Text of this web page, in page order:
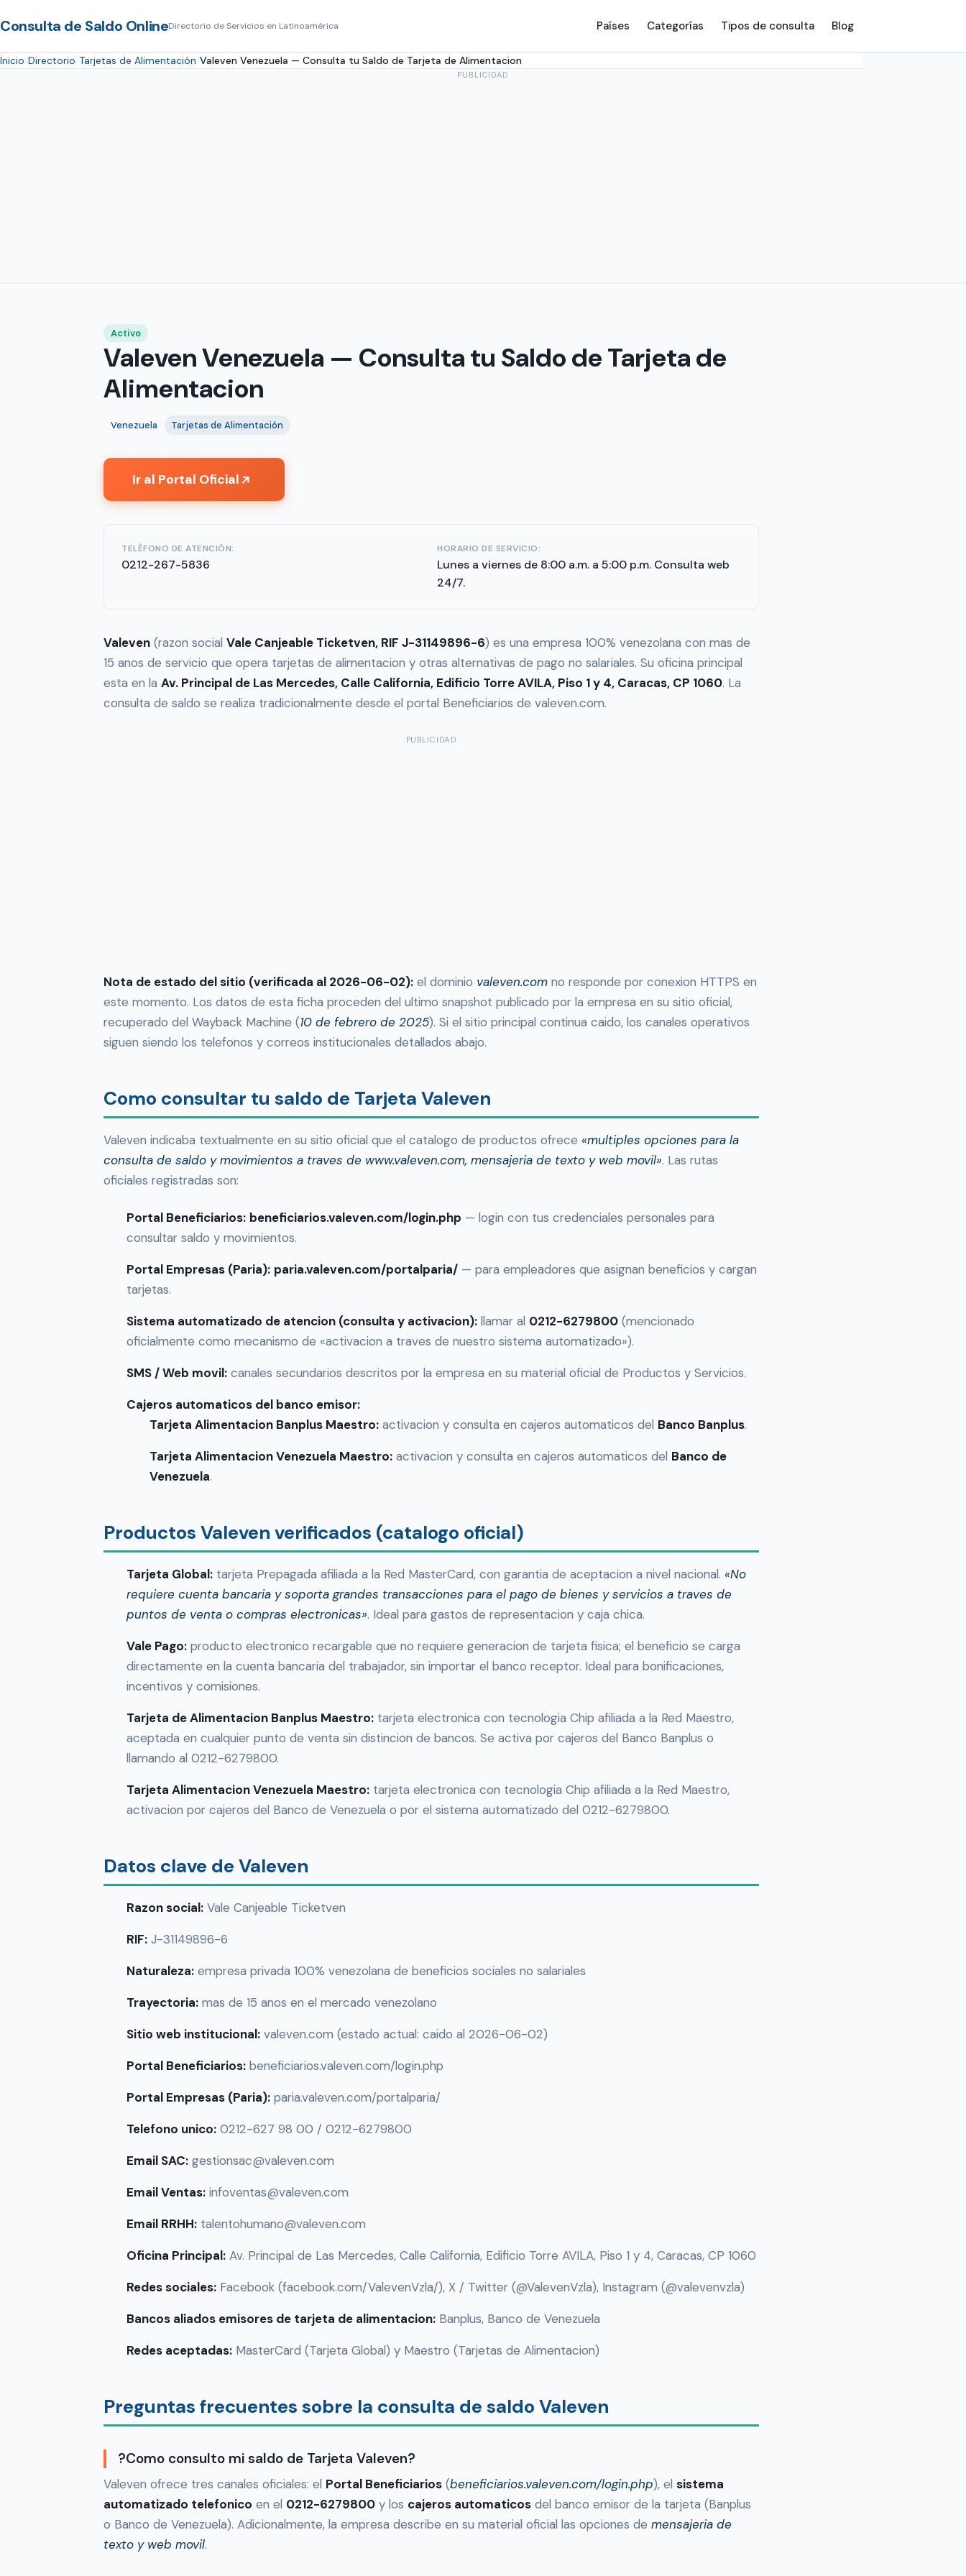
Consulta de Saldo OnlineDirectorio de Servicios en Latinoamérica Países Categorías Tipos de consulta Blog
Inicio Directorio Tarjetas de Alimentación Valeven Venezuela — Consulta tu Saldo de Tarjeta de Alimentacion
PUBLICIDAD
Activo
Valeven Venezuela — Consulta tu Saldo de Tarjeta de
Alimentacion
Venezuela Tarjetas de Alimentación
Ir al Portal Oficial↗
TELÉFONO DE ATENCIÓN:
0212-267-5836
HORARIO DE SERVICIO:
Lunes a viernes de 8:00 a.m. a 5:00 p.m. Consulta web
24/7.
Valeven (razon social Vale Canjeable Ticketven, RIF J-31149896-6) es una empresa 100% venezolana con mas de
15 anos de servicio que opera tarjetas de alimentacion y otras alternativas de pago no salariales. Su oficina principal
esta en la Av. Principal de Las Mercedes, Calle California, Edificio Torre AVILA, Piso 1 y 4, Caracas, CP 1060. La
consulta de saldo se realiza tradicionalmente desde el portal Beneficiarios de valeven.com.
PUBLICIDAD
Nota de estado del sitio (verificada al 2026-06-02): el dominio valeven.com no responde por conexion HTTPS en
este momento. Los datos de esta ficha proceden del ultimo snapshot publicado por la empresa en su sitio oficial,
recuperado del Wayback Machine (10 de febrero de 2025). Si el sitio principal continua caido, los canales operativos
siguen siendo los telefonos y correos institucionales detallados abajo.
Como consultar tu saldo de Tarjeta Valeven
Valeven indicaba textualmente en su sitio oficial que el catalogo de productos ofrece «multiples opciones para la
consulta de saldo y movimientos a traves de www.valeven.com, mensajeria de texto y web movil». Las rutas
oficiales registradas son:
Portal Beneficiarios: beneficiarios.valeven.com/login.php — login con tus credenciales personales para
consultar saldo y movimientos.
Portal Empresas (Paria): paria.valeven.com/portalparia/ — para empleadores que asignan beneficios y cargan
tarjetas.
Sistema automatizado de atencion (consulta y activacion): llamar al 0212-6279800 (mencionado
oficialmente como mecanismo de «activacion a traves de nuestro sistema automatizado»).
SMS / Web movil: canales secundarios descritos por la empresa en su material oficial de Productos y Servicios.
Cajeros automaticos del banco emisor:
Tarjeta Alimentacion Banplus Maestro: activacion y consulta en cajeros automaticos del Banco Banplus.
Tarjeta Alimentacion Venezuela Maestro: activacion y consulta en cajeros automaticos del Banco de
Venezuela.
Productos Valeven verificados (catalogo oficial)
Tarjeta Global: tarjeta Prepagada afiliada a la Red MasterCard, con garantia de aceptacion a nivel nacional. «No
requiere cuenta bancaria y soporta grandes transacciones para el pago de bienes y servicios a traves de
puntos de venta o compras electronicas». Ideal para gastos de representacion y caja chica.
Vale Pago: producto electronico recargable que no requiere generacion de tarjeta fisica; el beneficio se carga
directamente en la cuenta bancaria del trabajador, sin importar el banco receptor. Ideal para bonificaciones,
incentivos y comisiones.
Tarjeta de Alimentacion Banplus Maestro: tarjeta electronica con tecnologia Chip afiliada a la Red Maestro,
aceptada en cualquier punto de venta sin distincion de bancos. Se activa por cajeros del Banco Banplus o
llamando al 0212-6279800.
Tarjeta Alimentacion Venezuela Maestro: tarjeta electronica con tecnologia Chip afiliada a la Red Maestro,
activacion por cajeros del Banco de Venezuela o por el sistema automatizado del 0212-6279800.
Datos clave de Valeven
Razon social: Vale Canjeable Ticketven
RIF: J-31149896-6
Naturaleza: empresa privada 100% venezolana de beneficios sociales no salariales
Trayectoria: mas de 15 anos en el mercado venezolano
Sitio web institucional: valeven.com (estado actual: caido al 2026-06-02)
Portal Beneficiarios: beneficiarios.valeven.com/login.php
Portal Empresas (Paria): paria.valeven.com/portalparia/
Telefono unico: 0212-627 98 00 / 0212-6279800
Email SAC: gestionsac@valeven.com
Email Ventas: infoventas@valeven.com
Email RRHH: talentohumano@valeven.com
Oficina Principal: Av. Principal de Las Mercedes, Calle California, Edificio Torre AVILA, Piso 1 y 4, Caracas, CP 1060
Redes sociales: Facebook (facebook.com/ValevenVzla/), X / Twitter (@ValevenVzla), Instagram (@valevenvzla)
Bancos aliados emisores de tarjeta de alimentacion: Banplus, Banco de Venezuela
Redes aceptadas: MasterCard (Tarjeta Global) y Maestro (Tarjetas de Alimentacion)
Preguntas frecuentes sobre la consulta de saldo Valeven
?Como consulto mi saldo de Tarjeta Valeven?
Valeven ofrece tres canales oficiales: el Portal Beneficiarios (beneficiarios.valeven.com/login.php), el sistema
automatizado telefonico en el 0212-6279800 y los cajeros automaticos del banco emisor de la tarjeta (Banplus
o Banco de Venezuela). Adicionalmente, la empresa describe en su material oficial las opciones de mensajeria de
texto y web movil.